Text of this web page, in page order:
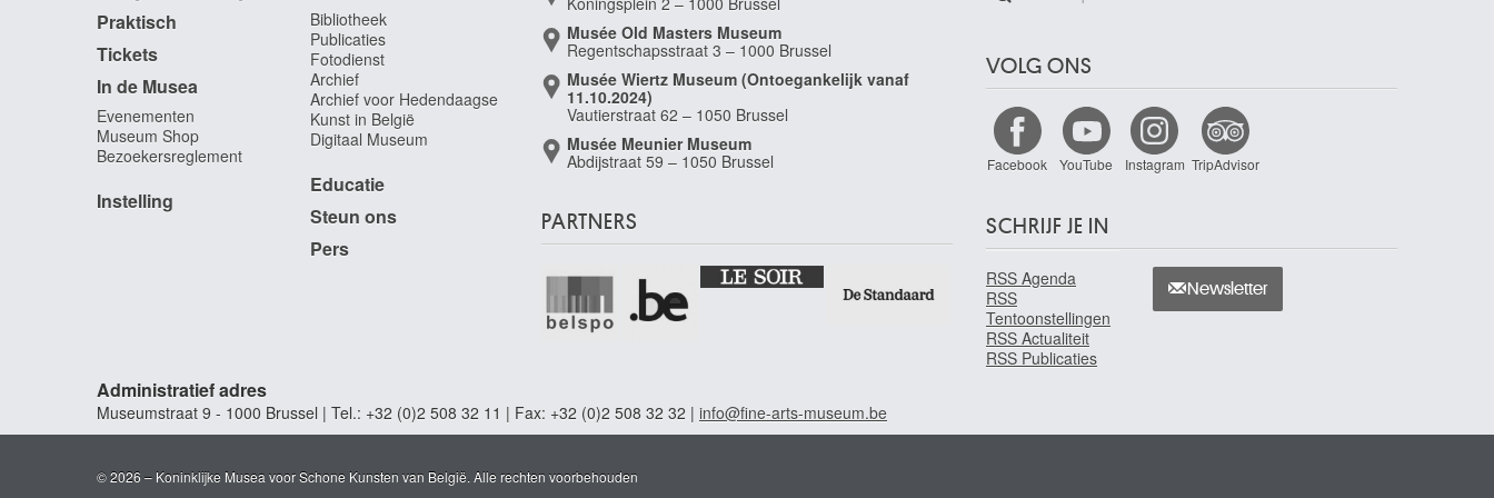
Praktisch
Tickets
In de Musea
Evenementen
Museum Shop
Bezoekersreglement
Instelling
Bibliotheek
Publicaties
Fotodienst
Archief
Archief voor Hedendaagse
Kunst in België
Digitaal Museum
Educatie
Steun ons
Pers
Musée Old Masters Museum
Regentschapsstraat 3 – 1000 Brussel
Musée Wiertz Museum (Ontoegankelijk vanaf
11.10.2024)
Vautierstraat 62 – 1050 Brussel
Musée Meunier Museum
Abdijstraat 59 – 1050 Brussel
PARTNERS
VOLG ONS
Facebook YouTube Instagram TripAdvisor
SCHRIJF JE IN
RSS Agenda
RSS
Tentoonstellingen
RSS Actualiteit
RSS Publicaties
Newsletter
Administratief adres
Museumstraat 9 - 1000 Brussel | Tel.: +32 (0)2 508 32 11 | Fax: +32 (0)2 508 32 32 | info@fine-arts-museum.be
© 2026 – Koninklijke Musea voor Schone Kunsten van België. Alle rechten voorbehouden